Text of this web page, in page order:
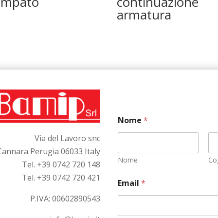
armatura
Via del Lavoro snc
Perugia 06033 Italy
Tel. +39 0742 720 148
Tel. +39 0742 720 421
P.IVA: 00602890543
Nome*
Nome
Email*